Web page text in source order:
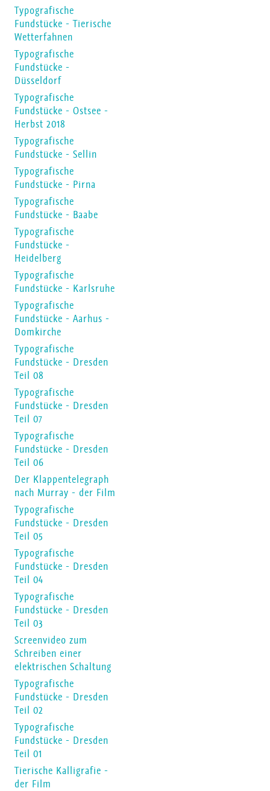
Typografische
Fundstücke - Tierische
Wetterfahnen
Typografische
Fundstücke -
Düsseldorf
Typografische
Fundstücke - Ostsee -
Herbst 2018
Typografische
Fundstücke - Sellin
Typografische
Fundstücke - Pirna
Typografische
Fundstücke - Baabe
Typografische
Fundstücke -
Heidelberg
Typografische
Fundstücke - Karlsruhe
Typografische
Fundstücke - Aarhus -
Domkirche
Typografische
Fundstücke - Dresden
Teil 08
Typografische
Fundstücke - Dresden
Teil 07
Typografische
Fundstücke - Dresden
Teil 06
Der Klappentelegraph
nach Murray - der Film
Typografische
Fundstücke - Dresden
Teil 05
Typografische
Fundstücke - Dresden
Teil 04
Typografische
Fundstücke - Dresden
Teil 03
Screenvideo zum
Schreiben einer
elektrischen Schaltung
Typografische
Fundstücke - Dresden
Teil 02
Typografische
Fundstücke - Dresden
Teil 01
Tierische Kalligrafie -
der Film